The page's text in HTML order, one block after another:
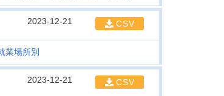
2023-12-21 CSV
業場所別
2023-12-21 CSV